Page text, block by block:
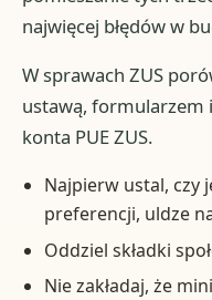
najwięcej błędów w
W sprawach ZUS
ustawą, formularzem
konta PUE ZUS.
Najpierw ustal, czy
preferencji, uldze
Oddziel składki
Nie zakładaj, że